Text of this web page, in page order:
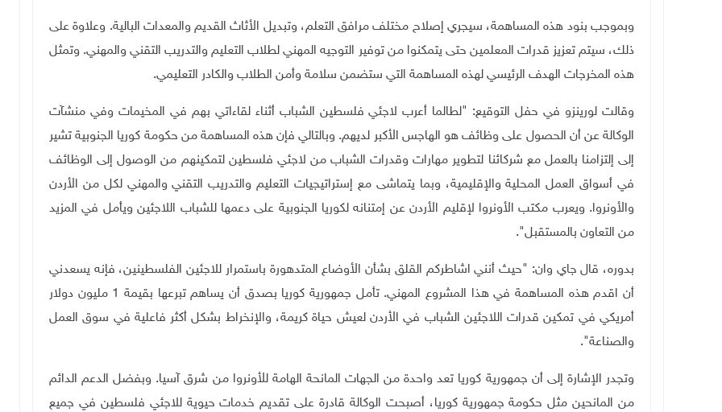
وبموجب بنود هذه المساهمة، سيجري إصلاح مختلف مرافق التعلم، وتبديل الأثاث القديم والمعدات البالية. وعلاوة على
ذلك، سيتم تعزيز قدرات المعلمين حتى يتمكنوا من توفير التوجيه المهني لطلاب التعليم والتدريب التقني والمهني. وتمثل
هذه المخرجات الهدف الرئيسي لهذه المساهمة التي ستضمن سلامة وأمن الطلاب والكادر التعليمي.
وقالت لورينزو في حفل التوقيع: "لطالما أعرب لاجئي فلسطين الشباب أثناء لقاءاتي بهم في المخيمات وفي منشآت
الوكالة عن أن الحصول على وظائف هو الهاجس الأكبر لديهم. وبالتالي فإن هذه المساهمة من حكومة كوريا الجنوبية تشير
إلى إلتزامنا بالعمل مع شركائنا لتطوير مهارات وقدرات الشباب من لاجئي فلسطين لتمكينهم من الوصول إلى الوظائف
في أسواق العمل المحلية والإقليمية، وبما يتماشى مع إستراتيجيات التعليم والتدريب التقني والمهني لكل من الأردن
والأونروا. ويعرب مكتب الأونروا لإقليم الأردن عن إمتنانه لكوريا الجنوبية على دعمها للشباب اللاجئين ويأمل في المزيد
من التعاون بالمستقبل."
بدوره، قال جاي وان: "حيث أنني اشاطركم القلق بشأن الأوضاع المتدهورة باستمرار للاجئين الفلسطينين، فإنه يسعدني
أن اقدم هذه المساهمة في هذا المشروع المهني. تأمل جمهورية كوريا بصدق أن يساهم تبرعها بقيمة 1 مليون دولار
أمريكي في تمكين قدرات اللاجئين الشباب في الأردن لعيش حياة كريمة، والإنخراط بشكل أكثر فاعلية في سوق العمل
والصناعة."
وتجدر الإشارة إلى أن جمهورية كوريا تعد واحدة من الجهات المانحة الهامة للأونروا من شرق آسيا. وبفضل الدعم الدائم
من المانحين مثل حكومة جمهورية كوريا، أصبحت الوكالة قادرة على تقديم خدمات حيوية للاجئي فلسطين في جميع